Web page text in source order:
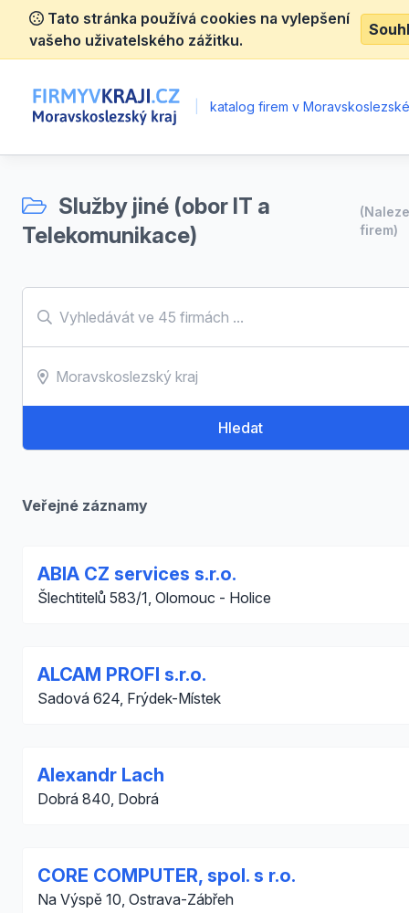
Tato stránka používá cookies na vylepšení
vašeho uživatelského zážitku.
katalog firem v
Služby jiné (obor IT a
Telekomunikace)
firem)
Hledat
Veřejné záznamy
ABIA CZ services s.r.o.
Šlechtitelů 583/1, Olomouc - Holice
ALCAM PROFI s.r.o.
Sadová 624, Frýdek-Místek
Alexandr Lach
Dobrá 840, Dobrá
CORE COMPUTER, spol. s r.o.
Na Výspě 10, Ostrava-Zábřeh